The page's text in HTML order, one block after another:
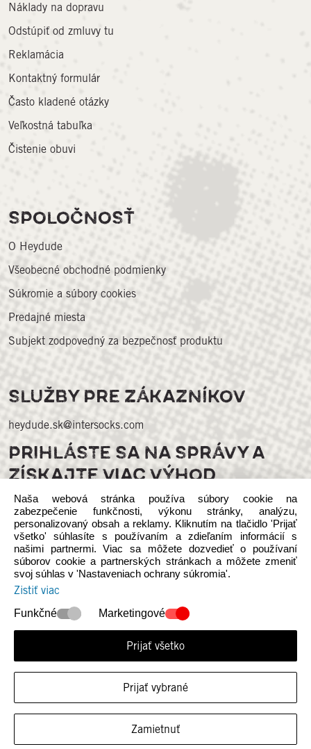
Náklady na dopravu
Odstúpiť od zmluvy tu
Reklamácia
Kontaktný formulár
Často kladené otázky
Veľkostná tabuľka
Čistenie obuvi
SPOLOČNOSŤ
O Heydude
Všeobecné obchodné podmienky
Súkromie a súbory cookies
Predajné miesta
Subjekt zodpovedný za bezpečnosť produktu
SLUŽBY PRE ZÁKAZNÍKOV
heydude.sk@intersocks.com
PRIHLÁSTE SA NA SPRÁVY A
ZÍSKAJTE VIAC VÝHOD
Sledujte nás na sociálnych médiách
© 2026 Heydude. Upozorňujeme, že táto webová stránka je
nezávislá na vlastníctvíe a prevádzke spoločnosti INTERSOCKS s.r.o.,
autorizovaného distribútora Crocs Europe B.V. d/b/a Heydude.
Zásady ochrany osobných údajov
Naša webová stránka používa súbory cookie na
zabezpečenie funkčnosti, výkonu stránky, analýzu,
personalizovaný obsah a reklamy. Kliknutím na tlačidlo 'Prijať
všetko' súhlasíte s používaním a zdieľaním informácií s
našimi partnermi. Viac sa môžete dozvedieť o používaní
súborov cookie a partnerských stránkach a môžete zmeniť
svoj súhlas v 'Nastaveniach ochrany súkromia'.
Zistiť viac
Funkčné Marketingové
Prijať všetko
Prijať vybrané
Zamietnuť